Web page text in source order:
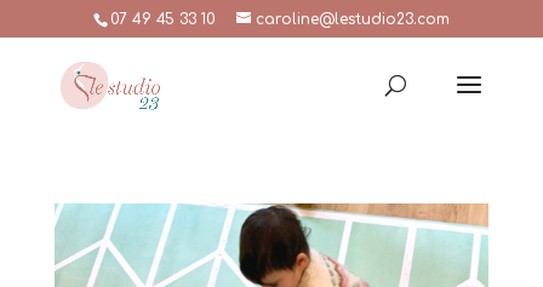
07 49 45 33 10 caroline@lestudio23.com